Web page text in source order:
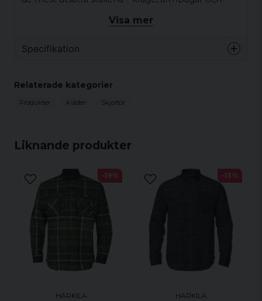
Liknande produkter
HÄRKILA
-19%
HÄRKILA
-13%
och har bröstficka på båda sidor, den vänstra med
dragkedja. Dessutom har den dolda knappar under
Visa mer
Specifikation
Detaljfunktioner
Button down-krage
Slå fram med tryckknappar
Vänster bröstficka med lock och tryckknapp
Höger bröstficka med vertikal dragkedja
Förstärkningar på krage, armbågar och
manschetter
Manschetter med tryckknappar med två lägen
Relaterade kategorier
Produkter Kläder Skjortor